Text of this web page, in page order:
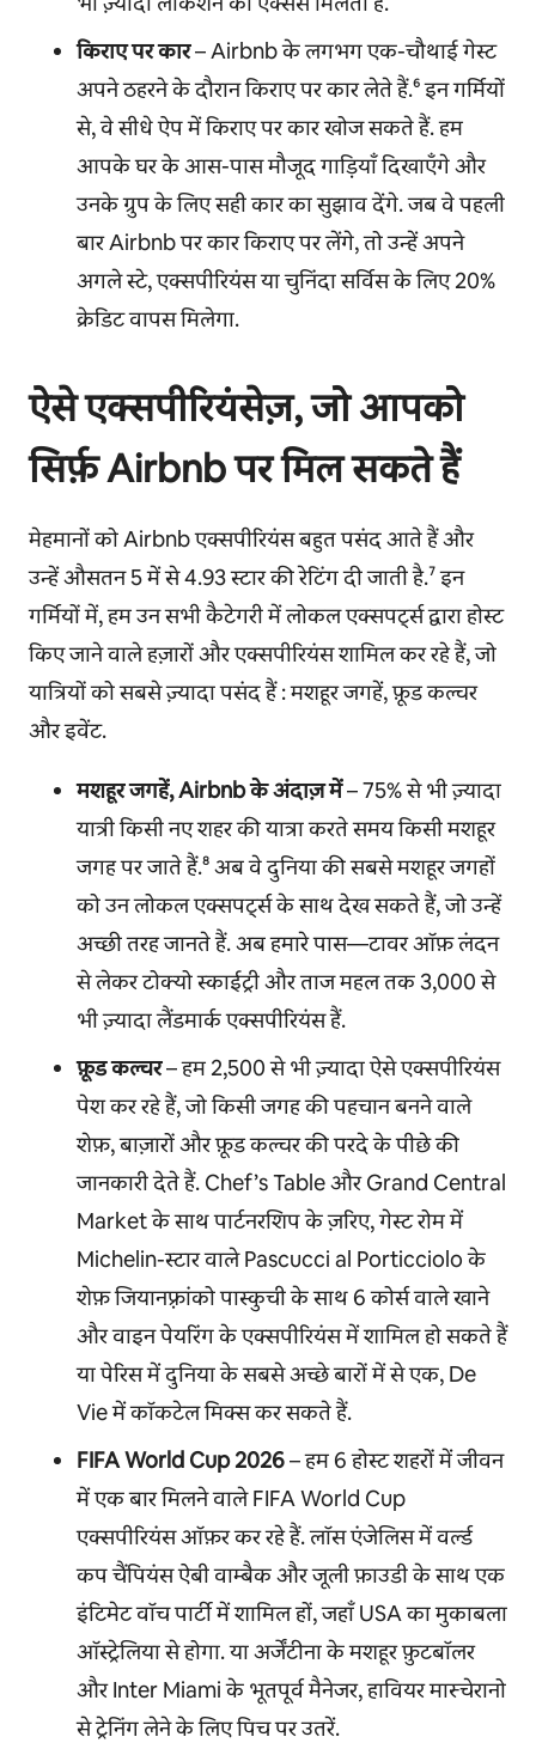
किराए पर कार– Airbnb के लगभग एक-चौथाई गेस्ट
अपने ठहरने के दौरान किराए पर कार लेते हैं.⁶ इन गर्मियों
से, वे सीधे ऐप में किराए पर कार खोज सकते हैं. हम
आपके घर के आस-पास मौजूद गाड़ियाँ दिखाएँगे और
उनके ग्रुप के लिए सही कार का सुझाव देंगे. जब वे पहली
बार Airbnb पर कार किराए पर लेंगे, तो उन्हें अपने
अगले स्टे, एक्सपीरियंस या चुनिंदा सर्विस के लिए 20%
क्रेडिट वापस मिलेगा.
ऐसे एक्सपीरियंसेज़, जो आपको
सिर्फ़ Airbnb पर मिल सकते हैं
मेहमानों को Airbnb एक्सपीरियंस बहुत पसंद आते हैं और
उन्हें औसतन 5 में से 4.93 स्टार की रेटिंग दी जाती है.⁷ इन
गर्मियों में, हम उन सभी कैटेगरी में लोकल एक्सपर्ट्स द्वारा होस्ट
किए जाने वाले हज़ारों और एक्सपीरियंस शामिल कर रहे हैं, जो
यात्रियों को सबसे ज़्यादा पसंद हैं : मशहूर जगहें, फ़ूड कल्चर
और इवेंट.
मशहूर जगहें, Airbnb के अंदाज़ में– 75% से भी ज़्यादा
यात्री किसी नए शहर की यात्रा करते समय किसी मशहूर
जगह पर जाते हैं.⁸ अब वे दुनिया की सबसे मशहूर जगहों
को उन लोकल एक्सपर्ट्स के साथ देख सकते हैं, जो उन्हें
अच्छी तरह जानते हैं. अब हमारे पास—टावर ऑफ़ लंदन
से लेकर टोक्यो स्काईट्री और ताज महल तक 3,000 से
भी ज़्यादा लैंडमार्क एक्सपीरियंस हैं.
फ़ूड कल्चर– हम 2,500 से भी ज़्यादा ऐसे एक्सपीरियंस
पेश कर रहे हैं, जो किसी जगह की पहचान बनने वाले
शेफ़, बाज़ारों और फ़ूड कल्चर की परदे के पीछे की
जानकारी देते हैं. Chef’s Table और Grand Central
Market के साथ पार्टनरशिप के ज़रिए, गेस्ट रोम में
Michelin-स्टार वाले Pascucci al Porticciolo के
शेफ़ जियानफ़्रांको पास्कुची के साथ 6 कोर्स वाले खाने
और वाइन पेयरिंग के एक्सपीरियंस में शामिल हो सकते हैं
या पेरिस में दुनिया के सबसे अच्छे बारों में से एक, De
Vie में कॉकटेल मिक्स कर सकते हैं.
FIFA World Cup 2026– हम 6 होस्ट शहरों में जीवन
में एक बार मिलने वाले FIFA World Cup
एक्सपीरियंस ऑफ़र कर रहे हैं. लॉस एंजेलिस में वर्ल्ड
कप चैंपियंस ऐबी वाम्बैक और जूली फ़ाउडी के साथ एक
इंटिमेट वॉच पार्टी में शामिल हों, जहाँ USA का मुकाबला
ऑस्ट्रेलिया से होगा. या अर्जेंटीना के मशहूर फ़ुटबॉलर
और Inter Miami के भूतपूर्व मैनेजर, हावियर मास्चेरानो
से ट्रेनिंग लेने के लिए पिच पर उतरें.